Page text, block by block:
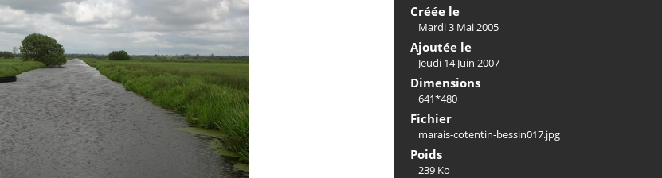
Créée le
Mardi 3 Mai 2005
Ajoutée le
Jeudi 14 Juin 2007
Dimensions
641*480
Fichier
marais-cotentin-bessin017.jpg
Poids
239 Ko